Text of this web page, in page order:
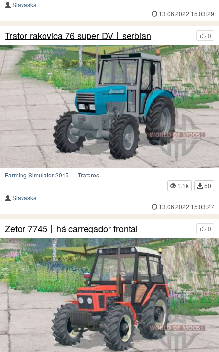
Slavaska
13.06.2022 15:03:29
0
Trator rakovica 76 super DV〡serbian
Farming Simulator 2015 —Tratores
1.1k
50
Slavaska
13.06.2022 15:03:27
0
Zetor 7745〡há carregador frontal